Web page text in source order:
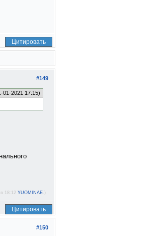
Цитировать
#149
01-2021 17:15)
18:12 YUOMINAE.)
Цитировать
#150